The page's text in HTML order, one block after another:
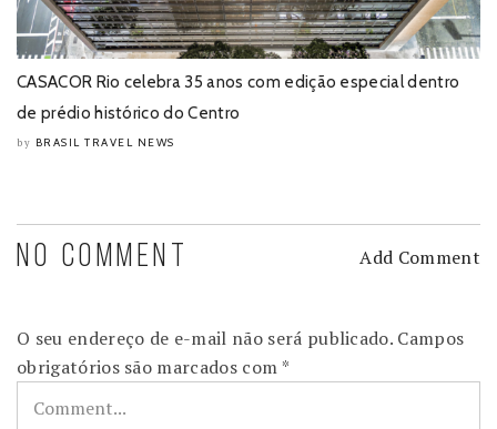
CASACOR Rio celebra 35 anos com edição especial dentro
de prédio histórico do Centro
by BRASIL TRAVEL NEWS
NO COMMENT Add Comment
O seu endereço de e-mail não será publicado. Campos
obrigatórios são marcados com *